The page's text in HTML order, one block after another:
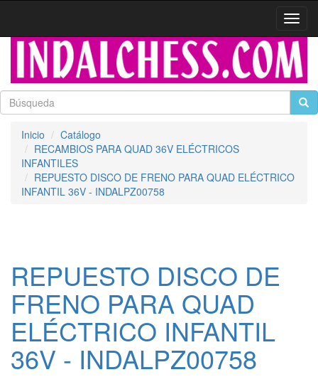
Inicio
Catálogo
RECAMBIOS PARA QUAD 36V ELÉCTRICOS
INFANTILES
REPUESTO DISCO DE FRENO PARA QUAD ELÉCTRICO
INFANTIL 36V - INDALPZ00758
REPUESTO DISCO DE
FRENO PARA QUAD
ELÉCTRICO INFANTIL
36V - INDALPZ00758